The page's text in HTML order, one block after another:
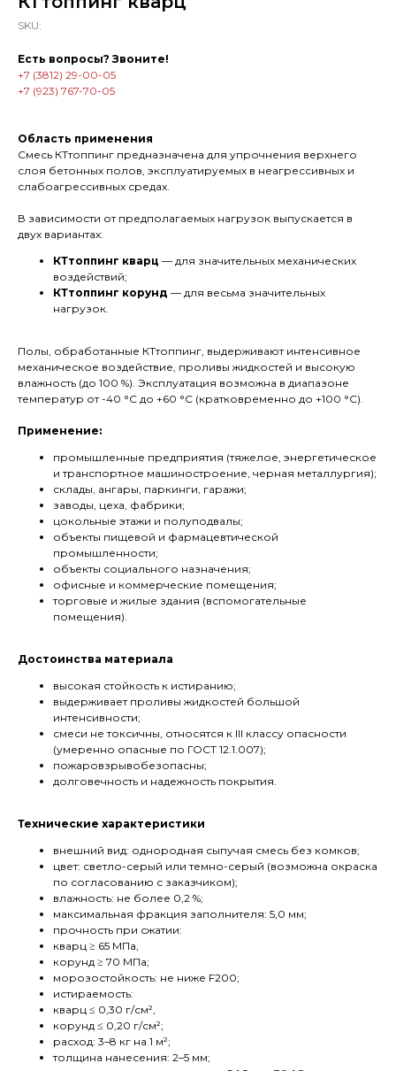
SKU:
Есть вопросы? Звоните!
+7 (3812) 29-00-05
+7 (923) 767-70-05
Область применения
Смесь КТтоппинг предназначена для упрочнения верхнего
слоя бетонных полов, эксплуатируемых в неагрессивных и
слабоагрессивных средах.
В зависимости от предполагаемых нагрузок выпускается в
двух вариантах:
КТтоппинг кварц — для значительных механических
воздействий;
КТтоппинг корунд — для весьма значительных
нагрузок.
Полы, обработанные КТтоппинг, выдерживают интенсивное
механическое воздействие, проливы жидкостей и высокую
влажность (до 100 %). Эксплуатация возможна в диапазоне
температур от -40 °С до +60 °С (кратковременно до +100 °С).
Применение:
промышленные предприятия (тяжелое, энергетическое
и транспортное машиностроение, черная металлургия);
склады, ангары, паркинги, гаражи;
заводы, цеха, фабрики;
цокольные этажи и полуподвалы;
объекты пищевой и фармацевтической
промышленности;
объекты социального назначения;
офисные и коммерческие помещения;
торговые и жилые здания (вспомогательные
помещения).
Достоинства материала
высокая стойкость к истиранию;
выдерживает проливы жидкостей большой
интенсивности;
смеси не токсичны, относятся к III классу опасности
(умеренно опасные по ГОСТ 12.1.007);
пожаровзрывобезопасны;
долговечность и надежность покрытия.
Технические характеристики
внешний вид: однородная сыпучая смесь без комков;
цвет: светло-серый или темно-серый (возможна окраска
по согласованию с заказчиком);
влажность: не более 0,2 %;
максимальная фракция заполнителя: 5,0 мм;
прочность при сжатии:
кварц ≥ 65 МПа,
корунд ≥ 70 МПа;
морозостойкость: не ниже F200;
истираемость:
кварц ≤ 0,30 г/см²,
корунд ≤ 0,20 г/см²;
расход: 3–8 кг на 1 м²;
толщина нанесения: 2–5 мм;